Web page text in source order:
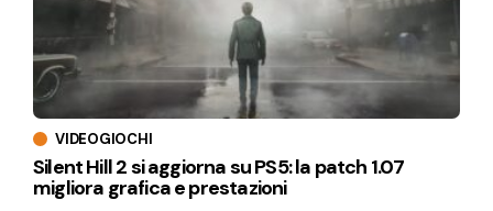
VIDEOGIOCHI
Silent Hill 2 si aggiorna su PS5: la patch 1.07
migliora grafica e prestazioni